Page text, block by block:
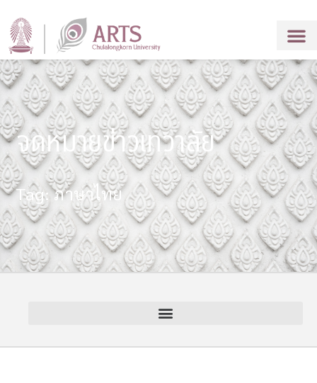
จดหมายข่าวเทวาลัย
Tag: ภาษาไทย